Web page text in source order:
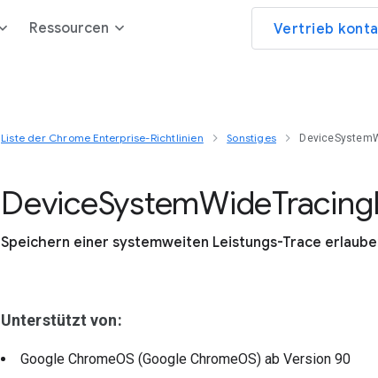
Ressourcen Vertrieb
Liste der Chrome Enterprise-Richtlinien Sonstiges
DeviceSystemWideTracing
Speichern einer systemweiten Leistungs-Trace
Unterstützt von:
Google ChromeOS (Google ChromeOS) ab Version 90